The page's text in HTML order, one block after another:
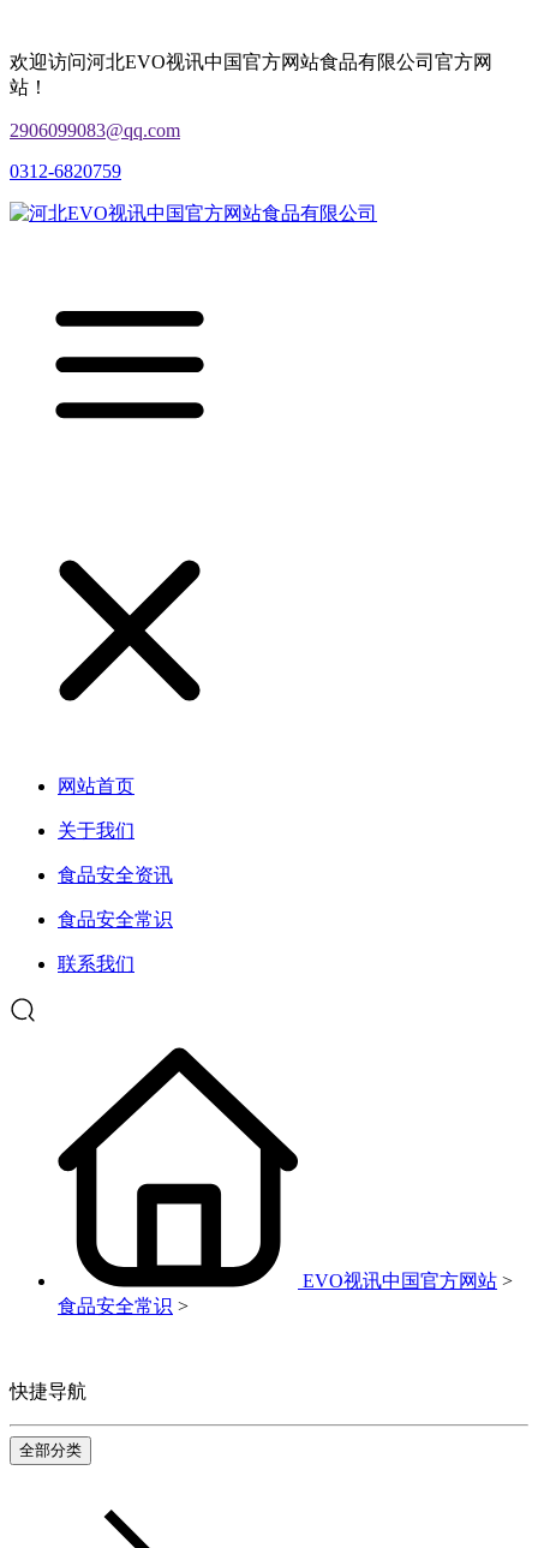
欢迎访问河北EVO视讯中国官方网站食品有限公司官方网
站！
2906099083@qq.com
0312-6820759
网站首页
关于我们
食品安全资讯
食品安全常识
联系我们
EVO视讯中国官方网站 >
食品安全常识 >
快捷导航
全部分类